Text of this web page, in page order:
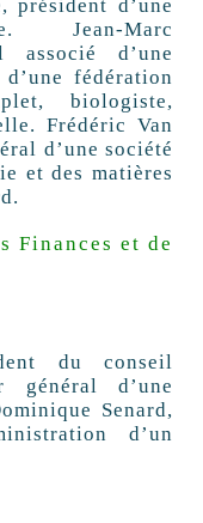
président d’une
Jean-Marc
associé d’une
fédération
biologiste,
Frédéric Van
d’une société
et des matières
Finances et de
du conseil
général d’une
Senard,
d’un